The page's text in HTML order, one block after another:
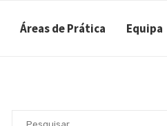
Áreas de Prática Equipa